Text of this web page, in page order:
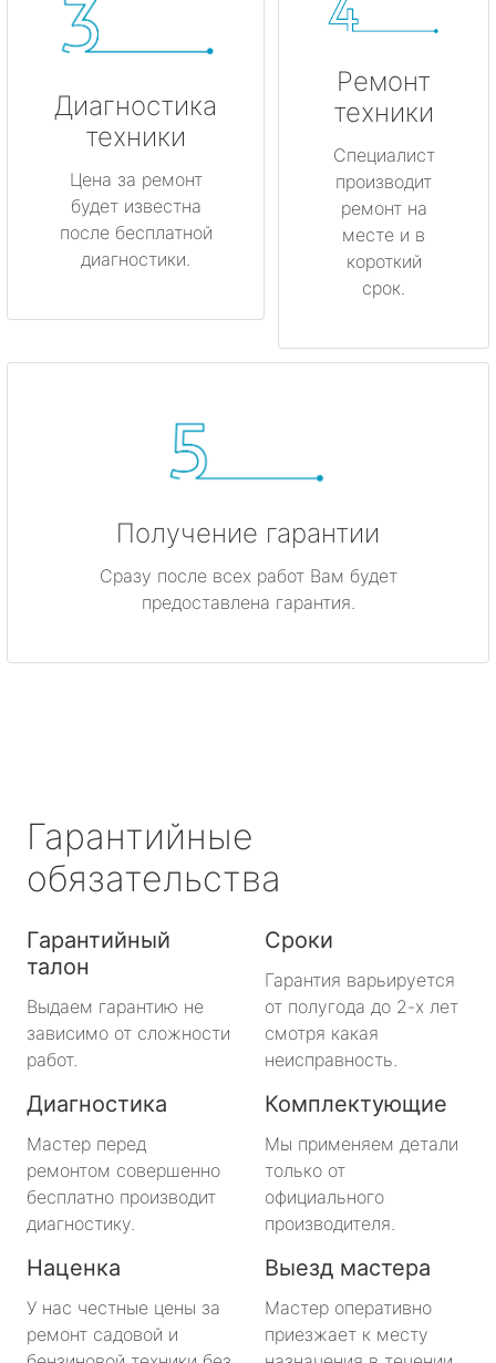
Диагностика
техники
Цена за ремонт
будет известна
после бесплатной
диагностики.
Ремонт
техники
Специалист
производит
ремонт на
месте и в
короткий
срок.
Получение гарантии
Сразу после всех работ Вам будет
предоставлена гарантия.
Гарантийные
обязательства
Гарантийный
талон
Выдаем гарантию не
зависимо от сложности
работ.
Сроки
Гарантия варьируется
от полугода до 2-х лет
смотря какая
неисправность.
Диагностика
Мастер перед
ремонтом совершенно
бесплатно производит
диагностику.
Комплектующие
Мы применяем детали
только от
официального
производителя.
Наценка
У нас честные цены за
ремонт садовой и
Выезд мастера
Мастер оперативно
приезжает к месту